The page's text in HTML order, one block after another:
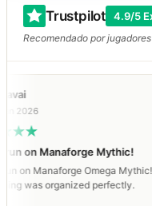
Trustpilot 4.9/5
Recomendado por
Mythic!
Omega Mythic!
perfectly.